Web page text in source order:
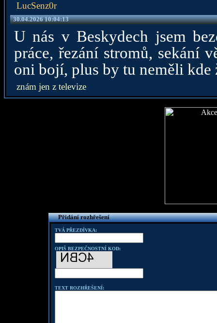
LucSenz0r
30.04.2026 10:04:13
U nás v Beskydech jsem
práce, řezání stromů, sekání
oni bojí, plus by tu neměli kde
znám jen z televize
Přidání rozhřešení
TVÁ PŘEZDÍVKA:
OPIŠ BEZPEČNOSTNÍ KOD:
TEXT ROZHŘEŠENÍ: